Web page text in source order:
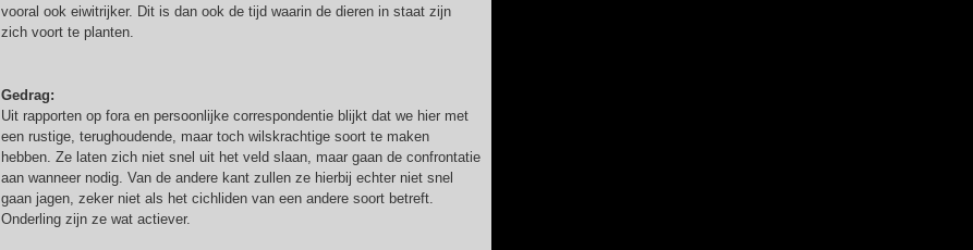
vooral ook eiwitrijker. Dit is dan ook de tijd waarin de dieren in staat zijn
zich voort te planten.
Gedrag:
Uit rapporten op fora en persoonlijke correspondentie blijkt dat we hier met
een rustige, terughoudende, maar toch wilskrachtige soort te maken
hebben. Ze laten zich niet snel uit het veld slaan, maar gaan de confrontatie
aan wanneer nodig. Van de andere kant zullen ze hierbij echter niet snel
gaan jagen, zeker niet als het cichliden van een andere soort betreft.
Onderling zijn ze wat actiever.